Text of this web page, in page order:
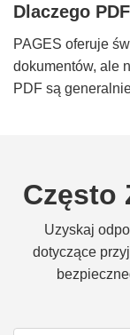
Dlaczego
PAGES oferuje
dokumentów, ale
PDF są
Często
Uzyskaj
dotyczące